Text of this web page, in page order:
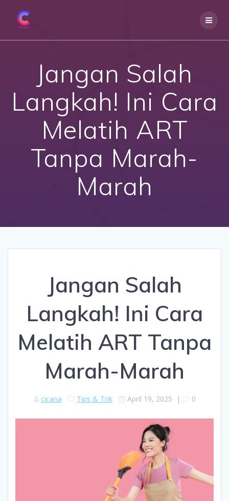
Jangan Salah
Langkah! Ini Cara
Melatih ART
Tanpa Marah-
Marah
Jangan Salah
Langkah! Ini Cara
Melatih ART Tanpa
Marah-Marah
cicana Tips & Trik April 19, 2025 | 0